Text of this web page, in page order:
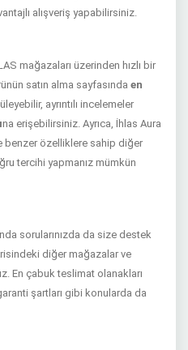
alışveriş yapabilirsiniz.
mağazaları üzerinden hızlı bir
satın alma sayfasında en
ayrıntılı incelemeler
na erişebilirsiniz. Ayrıca, İhlas Aura
benzer özelliklere sahip diğer
tercihi yapmanız mümkün
sorularınızda da size destek
diğer mağazalar ve
En çabuk teslimat olanakları
şartları gibi konularda da